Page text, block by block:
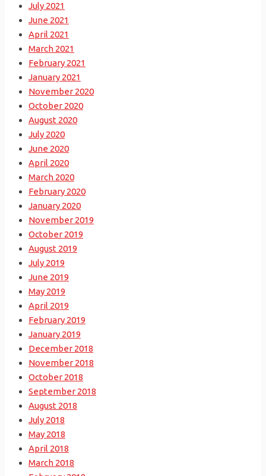
July 2021
June 2021
April 2021
March 2021
February 2021
January 2021
November 2020
October 2020
August 2020
July 2020
June 2020
April 2020
March 2020
February 2020
January 2020
November 2019
October 2019
August 2019
July 2019
June 2019
May 2019
April 2019
February 2019
January 2019
December 2018
November 2018
October 2018
September 2018
August 2018
July 2018
May 2018
April 2018
March 2018